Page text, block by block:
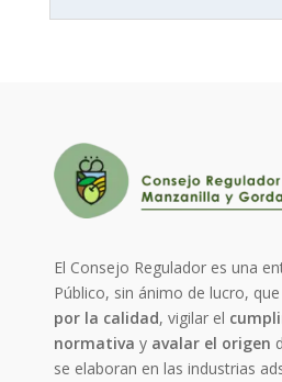
El Consejo Regulador es una
Público, sin ánimo de lucro,
por la calidad, vigilar el
normativa y avalar el origen
se elaboran en las industrias